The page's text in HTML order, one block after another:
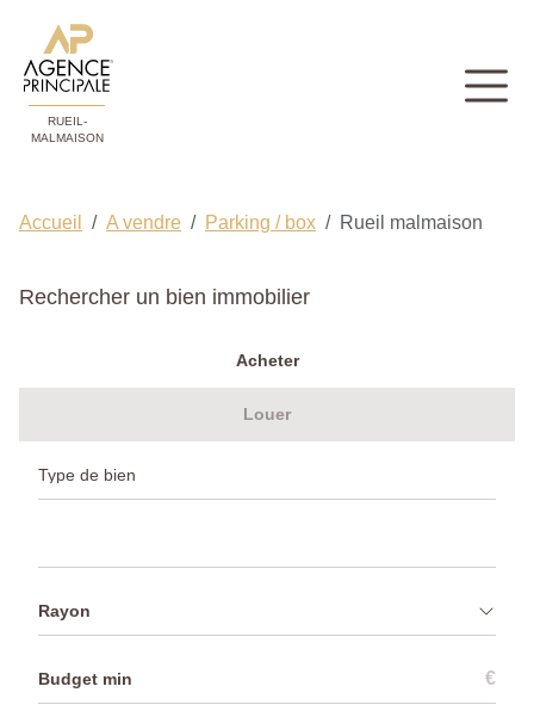
RUEIL-
MALMAISON
Accueil A vendre Parking / box Rueil malmaison
Rechercher un bien immobilier
Acheter
Louer
Rayon
€